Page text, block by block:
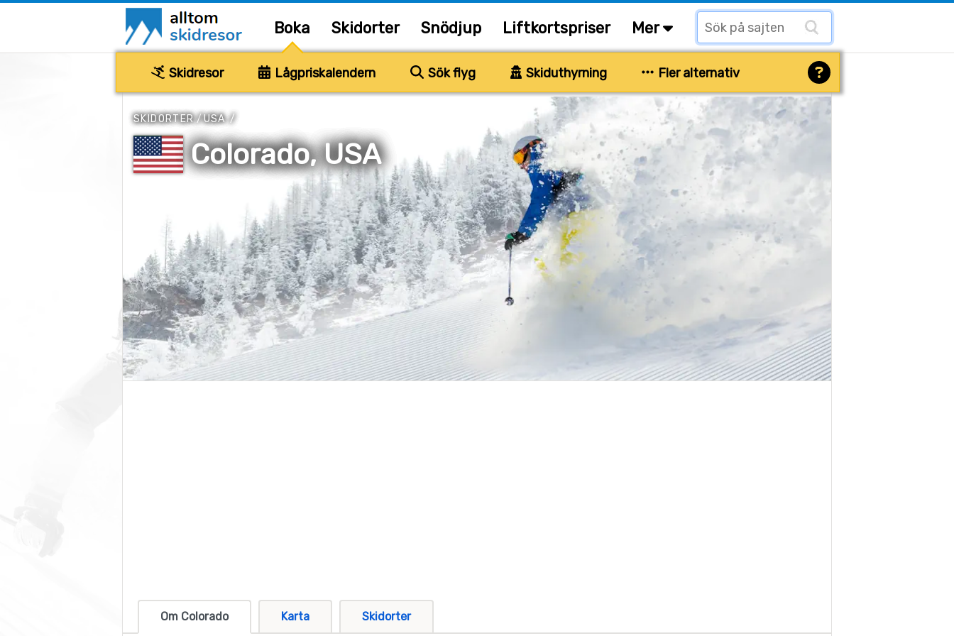
Boka Skidorter Snödjup Liftkortspriser Mer
Skidresor Lågpriskalendern Sök flyg Skiduthyrning Fler alternativ
SKIDORTER/USA/
Colorado, USA
Om Colorado Karta Skidorter